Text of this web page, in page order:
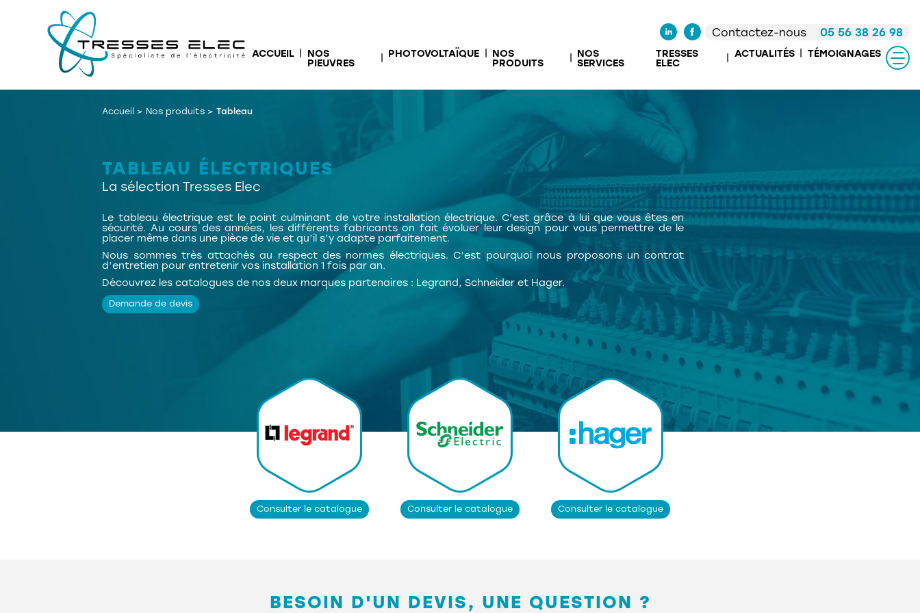
Contactez-nous 05 56 38 26 98
ACCUEIL NOS
PIEUVRES
PHOTOVOLTAÏQUE NOS
PRODUITS
NOS
SERVICES
TRESSES
ELEC
ACTUALITÉS TÉMOIGNAGES
Accueil > Nos produits >Tableau
TABLEAU ÉLECTRIQUES
La sélection Tresses Elec
Le tableau électrique est le point culminant de votre installation électrique. C’est grâce à lui que vous êtes en
sécurité. Au cours des années, les différents fabricants on fait évoluer leur design pour vous permettre de le
placer même dans une pièce de vie et qu’il s’y adapte parfaitement.
Nous sommes très attachés au respect des normes électriques. C’est pourquoi nous proposons un contrat
d’entretien pour entretenir vos installation 1 fois par an.
Découvrez les catalogues de nos deux marques partenaires : Legrand, Schneider et Hager.
Demande de devis
Consulter le catalogue Consulter le catalogue Consulter le catalogue
BESOIN D'UN DEVIS, UNE QUESTION ?